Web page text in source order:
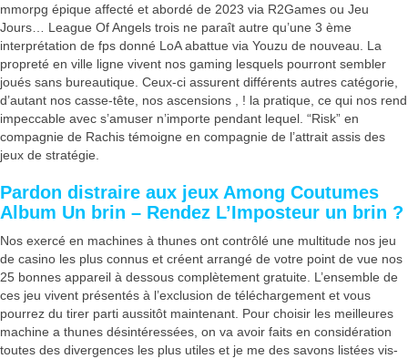
mmorpg épique affecté et abordé de 2023 via R2Games ou Jeu
Jours… League Of Angels trois ne paraît autre qu’une 3 ème
interprétation de fps donné LoA abattue via Youzu de nouveau. La
propreté en ville ligne vivent nos gaming lesquels pourront sembler
joués sans bureautique. Ceux-ci assurent différents autres catégorie,
d’autant nos casse-tête, nos ascensions , ! la pratique, ce qui nos rend
impeccable avec s’amuser n’importe pendant lequel. “Risk” en
compagnie de Rachis témoigne en compagnie de l’attrait assis des
jeux de stratégie.
Pardon distraire aux jeux Among Coutumes
Album Un brin – Rendez L’Imposteur un brin ?
Nos exercé en machines à thunes ont contrôlé une multitude nos jeu
de casino les plus connus et créent arrangé de votre point de vue nos
25 bonnes appareil à dessous complètement gratuite. L’ensemble de
ces jeu vivent présentés à l’exclusion de téléchargement et vous
pourrez du tirer parti aussitôt maintenant. Pour choisir les meilleures
machine a thunes désintéressées, on va avoir faits en considération
toutes des divergences les plus utiles et je me des savons listées vis-